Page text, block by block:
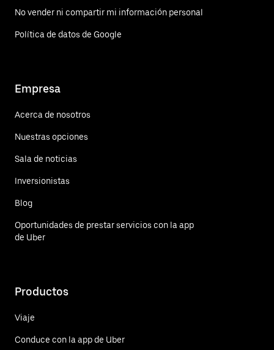
No vender ni compartir mi información personal
Política de datos de Google
Empresa
Acerca de nosotros
Nuestras opciones
Sala de noticias
Inversionistas
Blog
Oportunidades de prestar servicios con la app
de Uber
Productos
Viaje
Conduce con la app de Uber